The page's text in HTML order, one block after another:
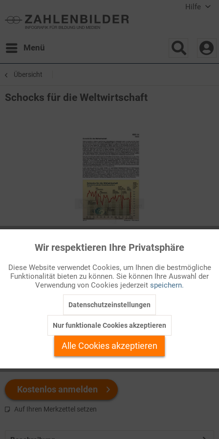
Hilfe
Menü
Übersicht
Schocks für die Weltwirtschaft
Infografik Nr. 632170
Mit den Ölpreissschocks Anfang der 1970er Jahre endete das
„Goldene Zeitalter des Kapitalismus“. Seitdem wurde die
Weltwirtschaft immer wieder von Krisen erschüttert.
Welchen Download brauchen Sie?
s/w-Version
Kostenlos anmelden
Auf Ihren Merkzettel setzen
Funktionale Aktiv
Marketing Inaktiv
Personalisierung Inaktiv
Service
Wir respektieren Ihre Privatsphäre
Diese Website verwendet Cookies, um Ihnen die bestmögliche
Funktionalität bieten zu können. Sie können Ihre Auswahl der
Verwendung von Cookies jederzeit speichern.
Datenschutzeinstellungen
Nur funktionale Cookies akzeptieren
Alle Cookies akzeptieren